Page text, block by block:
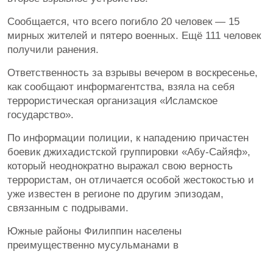
Сообщается, что всего погибло 20 человек — 15
мирных жителей и пятеро военных. Ещё 111 человек
получили ранения.
Ответственность за взрывы вечером в воскресенье,
как сообщают информагентства, взяла на себя
террористическая организация «Исламское
государство».
По информации полиции, к нападению причастен
боевик джихадистской группировки «Абу-Сайяф»,
который неоднократно выражал свою верность
террористам, он отличается особой жестокостью и
уже известен в регионе по другим эпизодам,
связанным с подрывами.
Южные районы Филиппин населены
преимущественно мусульманами в